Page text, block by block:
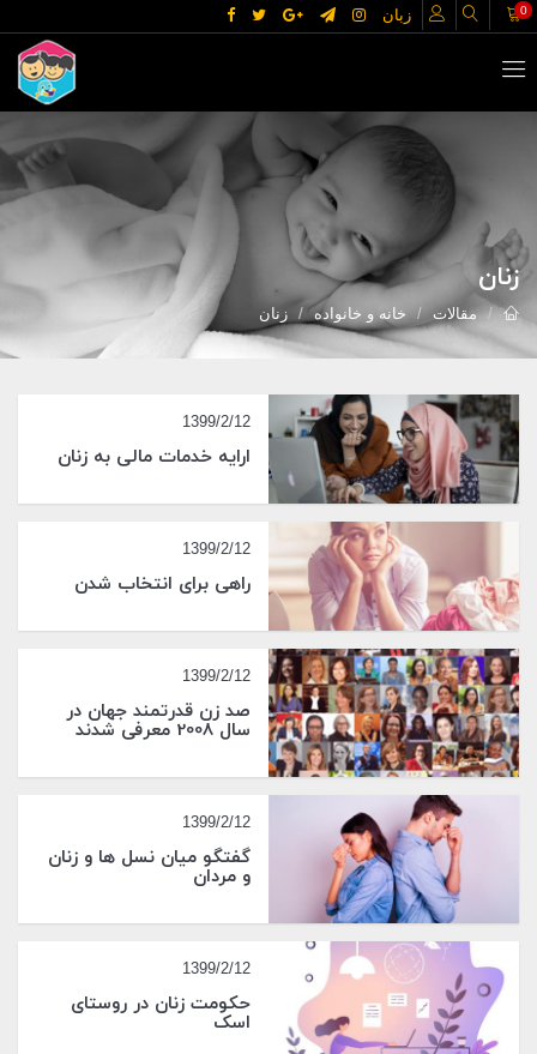
زبان 0
زنان
مقالات خانه و خانواده زنان
1399/2/12
ارایه خدمات مالی به زنان
1399/2/12
راهی برای انتخاب شدن
1399/2/12
صد زن قدرتمند جهان در
سال 2008 معرفی شدند
1399/2/12
گفتگو میان نسل ها و زنان
و مردان
1399/2/12
حکومت زنان در روستای
اسک